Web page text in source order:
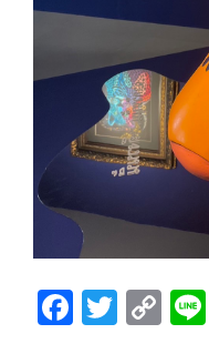
F T C